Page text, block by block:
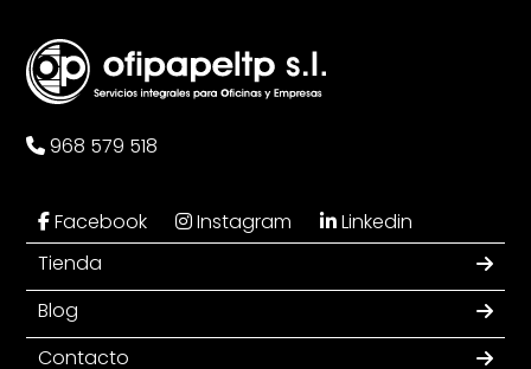
968 579 518
Facebook Instagram
Linkedin
Tienda
Blog
Contacto